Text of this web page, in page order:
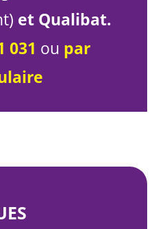
et Qualibat.
031 ou par